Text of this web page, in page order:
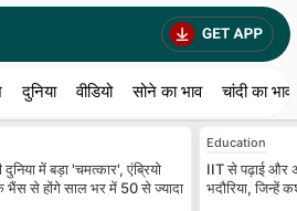
दुनिया वीडियो सोने का भाव चांदी का भाव
में बड़ा 'चमत्कार', एंब्रियो
से होंगे साल भर में 50 से ज्यादा
Education
IIT से पढ़ाई और
भदौरिया, जिन्हें